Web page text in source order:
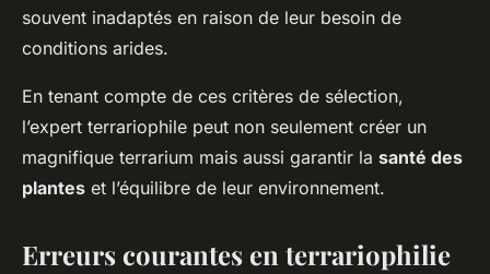
souvent inadaptés en raison de leur besoin de
conditions arides.
En tenant compte de ces critères de sélection,
l’expert terrariophile peut non seulement créer un
magnifique terrarium mais aussi garantir la santé des
plantes et l’équilibre de leur environnement.
Erreurs courantes en terrariophilie